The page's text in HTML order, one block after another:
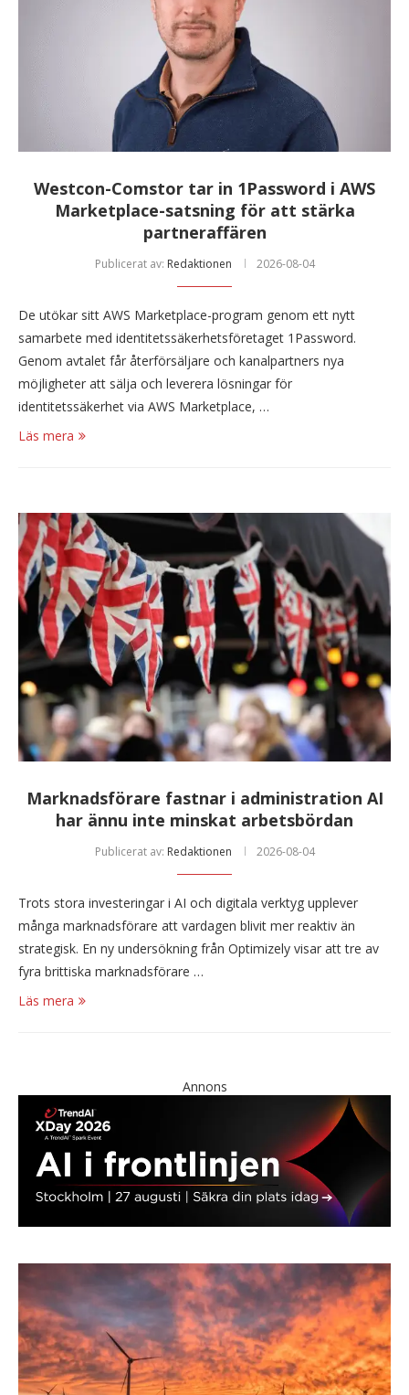
Westcon-Comstor tar in 1Password i AWS
Marketplace-satsning för att stärka
partneraffären
Publicerat av: Redaktionen 2026-08-04
De utökar sitt AWS Marketplace-program genom ett nytt
samarbete med identitetssäkerhetsföretaget 1Password.
Genom avtalet får återförsäljare och kanalpartners nya
möjligheter att sälja och leverera lösningar för
identitetssäkerhet via AWS Marketplace, …
Läs mera
Marknadsförare fastnar i administration AI
har ännu inte minskat arbetsbördan
Publicerat av: Redaktionen 2026-08-04
Trots stora investeringar i AI och digitala verktyg upplever
många marknadsförare att vardagen blivit mer reaktiv än
strategisk. En ny undersökning från Optimizely visar att tre av
fyra brittiska marknadsförare …
Läs mera
Annons